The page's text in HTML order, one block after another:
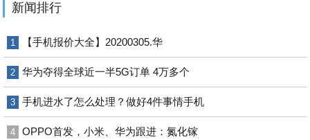
新闻排行
1 【手机报价大全】20200305.华
2 华为夺得全球近一半5G订单 4万多个
3 手机进水了怎么处理？做好4件事情手机
4 OPPO首发，小米、华为跟进：氮化镓